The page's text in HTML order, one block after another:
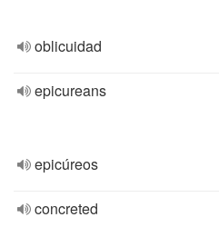
oblicuidad
epicureans
epicúreos
concreted